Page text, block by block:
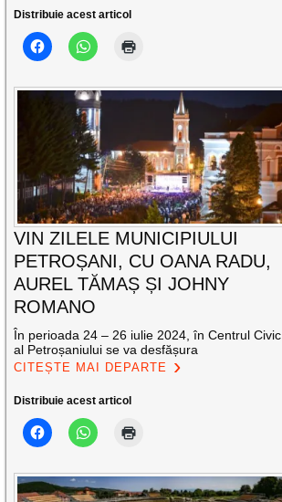
Distribuie acest articol
VIN ZILELE MUNICIPIULUI
PETROȘANI, CU OANA RADU,
AUREL TĂMAȘ ȘI JOHNY
ROMANO
În perioada 24 – 26 iulie 2024, în Centrul Civic
al Petroșaniului se va desfășura
CITEȘTE MAI DEPARTE
Distribuie acest articol